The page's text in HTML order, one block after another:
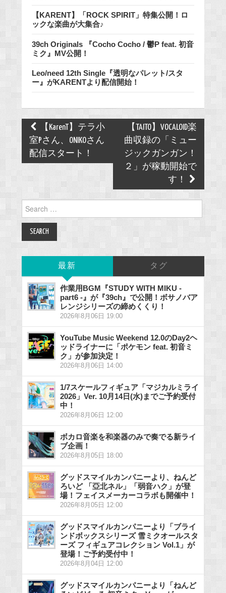
【KARENT】「ROCK SPIRIT」特集公開！ロ
ックな楽曲が大集合♪
39ch Originals 『Cocho Cocho / 鬱P feat. 初音
ミク』MV公開！
Leo/need 12th Single『透明なパレット/スタ
ー』がKARENTより配信開始！
Post
navigation
【KarenT】テラ小
室Pさん、ONIKOさん
配信スタート！
【TAITO】VOCALOID楽
曲収録の「ミュー
ジックガンガン！
２」が稼動開始で
す！
for:
最新 タグ
作業用BGM『STUDY WITH MIKU -
part6 -』が『39ch』で公開！ボサノバア
レンジシリーズの締めくくり！
2026年8月06日 19:00
YouTube Music Weekend 12.0のDay2ヘ
ッドライナーに「ポケモン feat. 初音ミ
ク」が参加決定！
2026年8月06日 14:00
1/7スケールフィギュア「マジカルミライ
2026」Ver. 10月14日(水)までご予約受付
中！
2026年8月06日 12:00
ボカロ音楽を和楽器のみで奏でる新ライ
ブ企画！
2026年8月05日 18:00
グッドスマイルカンパニーより、ねんど
ろいど 「亞北ネル」「弱音ハク」が登
場！フェイスメーカーコラボも開催中！
2026年8月05日 12:00
グッドスマイルカンパニーより「ブライ
ンドボックスシリーズ 雪ミクオールスタ
ーズ フィギュアコレクション Vol.1」が
登場！ご予約受付中！
2026年8月04日 12:00
グッドスマイルカンパニーより「ねんど